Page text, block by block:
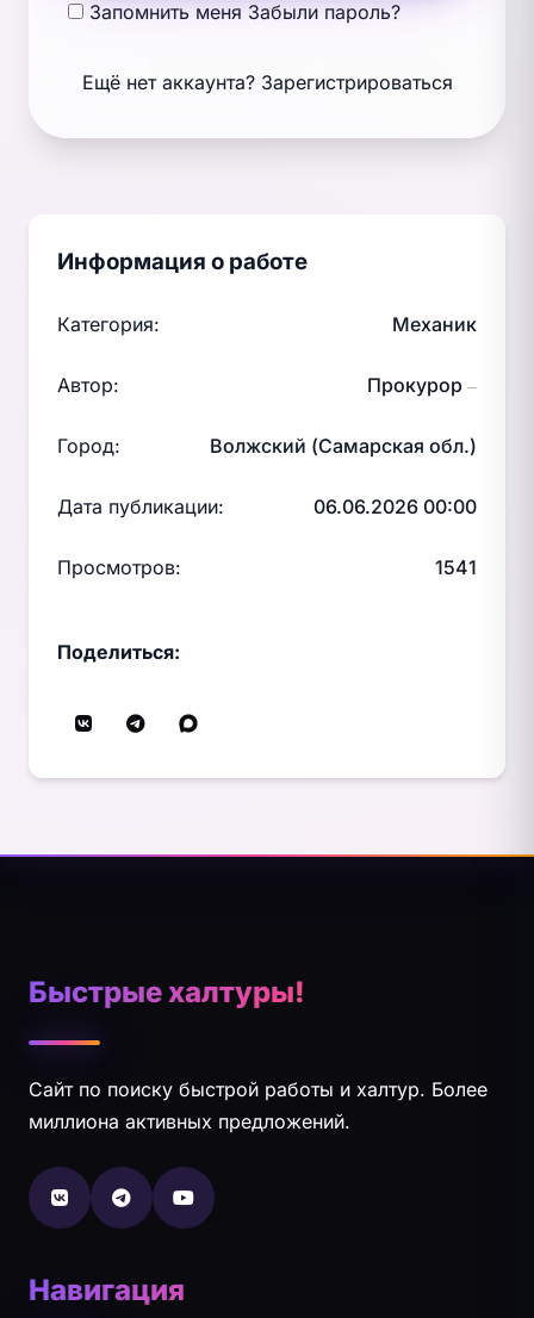
Запомнить меня Забыли пароль?
Ещё нет аккаунта? Зарегистрироваться
Информация о работе
Категория: Механик
Автор: Прокурор —
Город: Волжский (Самарская обл.)
Дата публикации: 06.06.2026 00:00
Просмотров: 1541
Поделиться:
Быстрые халтуры!
Сайт по поиску быстрой работы и халтур. Более
миллиона активных предложений.
Навигация